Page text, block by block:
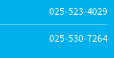
025-523-4029
025-530-7264